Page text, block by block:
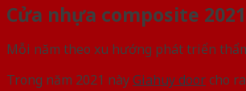
Cửa nhựa composite
Mỗi năm theo xu hướng phát triển
Trong năm 2021 nàyGiahuy doorcho